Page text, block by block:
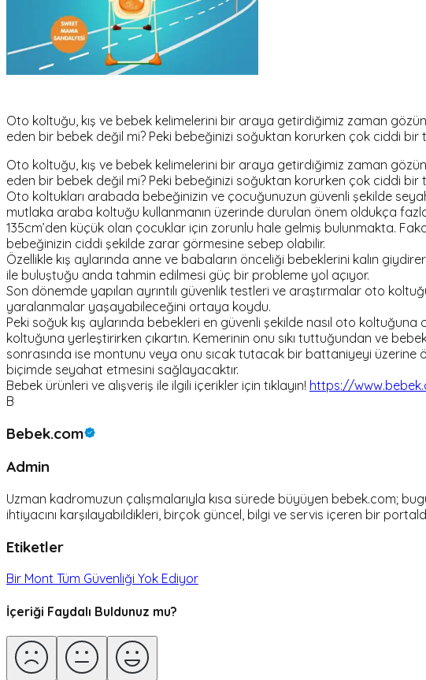
Oto koltuğu, kış ve bebek kelimelerini bir araya getirdiğimiz zaman
eden bir bebek değil mi? Peki bebeğinizi soğuktan korurken çok ciddi bir
Oto koltuğu, kış ve bebek kelimelerini bir araya getirdiğimiz zaman
eden bir bebek değil mi? Peki bebeğinizi soğuktan korurken çok ciddi bir
Oto koltukları arabada bebeğinizin ve çocuğunuzun güvenli şekilde
mutlaka araba koltuğu kullanmanın üzerinde durulan önem oldukça
135cm’den küçük olan çocuklar için zorunlu hale gelmiş bulunmakta.
bebeğinizin ciddi şekilde zarar görmesine sebep olabilir.
Özellikle kış aylarında anne ve babaların önceliği bebeklerini kalın
ile buluştuğu anda tahmin edilmesi güç bir probleme yol açıyor.
Son dönemde yapılan ayrıntılı güvenlik testleri ve araştırmalar oto
yaralanmalar yaşayabileceğini ortaya koydu.
Peki soğuk kış aylarında bebekleri en güvenli şekilde nasıl oto
koltuğuna yerleştirirken çıkartın. Kemerinin onu sıkı tuttuğundan ve
sonrasında ise montunu veya onu sıcak tutacak bir battaniyeyi
biçimde seyahat etmesini sağlayacaktır.
Bebek ürünleri ve alışveriş ile ilgili içerikler için tıklayın! https://
B
Bebek.com
Admin
Uzman kadromuzun çalışmalarıyla kısa sürede büyüyen bebek.com;
ihtiyacını karşılayabildikleri, birçok güncel, bilgi ve servis içeren bir
Etiketler
Bir Mont Tüm Güvenliği Yok Ediyor
İçeriği Faydalı Buldunuz mu?